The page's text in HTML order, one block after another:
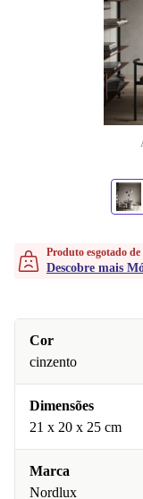
Produto esgotado
Descobre mais
Cor
cinzento
Dimensões
21 x 20 x 25 cm
Marca
Nordlux